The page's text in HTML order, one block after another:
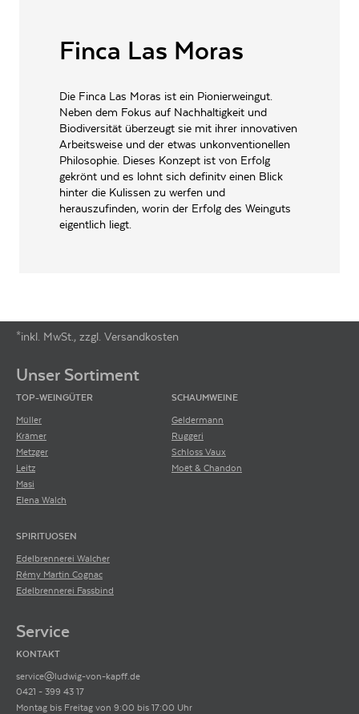
PRODUKTTYP Rotwein, vegan
PRODUZENT / ABFÜLLER / HERSTELLER
Finca Las Moras (Europe
Adress), 40 Bank Street,
Level 18 London E14 5NR,
UK
WEINTYPGESCHMACK Trocken
7791540047619
Finca Las Moras
Die Finca Las Moras ist ein Pionierweingut.
Neben dem Fokus auf Nachhaltigkeit und
Biodiversität überzeugt sie mit ihrer innovativen
Arbeitsweise und der etwas unkonventionellen
Philosophie. Dieses Konzept ist von Erfolg
gekrönt und es lohnt sich definitv einen Blick
hinter die Kulissen zu werfen und
herauszufinden, worin der Erfolg des Weinguts
eigentlich liegt.
*inkl. MwSt., zzgl. Versandkosten
Unser Sortiment
TOP-WEINGÜTER
Müller
Krämer
Metzger
Leitz
Masi
Elena Walch
SCHAUMWEINE
Geldermann
Ruggeri
Schloss Vaux
Moët & Chandon
SPIRITUOSEN
Edelbrennerei Walcher
Rémy Martin Cognac
Edelbrennerei Fassbind
Service
KONTAKT
service@ludwig-von-kapff.de
0421 - 399 43 17
Montag bis Freitag von 9:00 bis 17:00 Uhr